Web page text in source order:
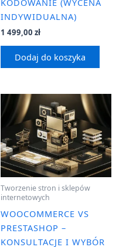
KODOWANIE (WYCENA
INDYWIDUALNA)
1 499,00 zł
Dodaj do koszyka
Tworzenie stron i sklepów
internetowych
WOOCOMMERCE VS
PRESTASHOP –
KONSULTACJE I WYBÓR